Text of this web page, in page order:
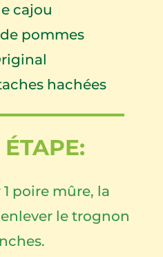
cajou
pommes
hachées
poire mûre, la
le trognon